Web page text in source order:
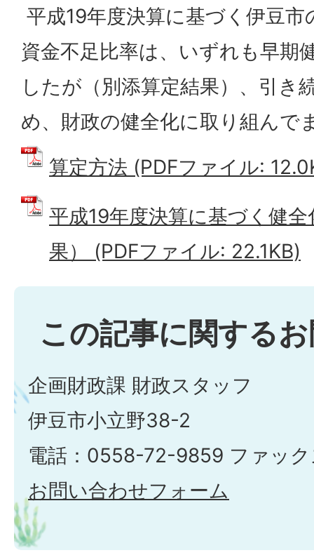
平成19年度決算に基づく伊豆
資金不足比率は、いずれも早期
したが（別添算定結果）、引き
め、財政の健全化に取り組んで
算定方法 (PDFファイル:
平成19年度決算に基づく健
果） (PDFファイル: 22.1KB)
この記事に関する
企画財政課 財政スタッフ
伊豆市小立野38-2
電話：0558-72-9859 ファッ
お問い合わせフォーム